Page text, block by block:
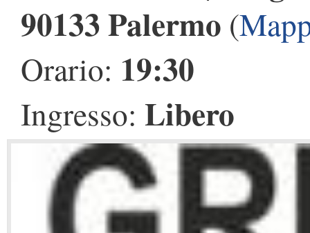
90133 Palermo (
Orario: 19:30
Ingresso: Libero